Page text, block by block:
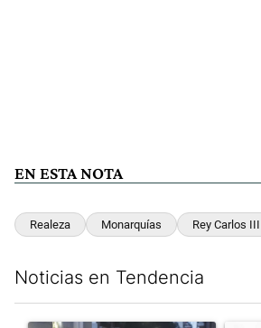
EN ESTA NOTA
Realeza Monarquías Rey Carlos III
Noticias en Tendencia